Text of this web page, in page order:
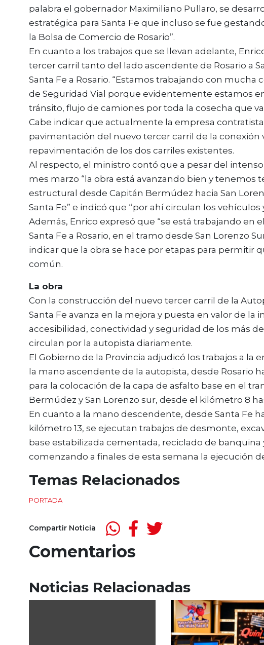
palabra el gobernador Maximiliano Pullaro, se
estratégica para Santa Fe que incluso se fue
la Bolsa de Comercio de Rosario”.
En cuanto a los trabajos que se llevan adelante,
tercer carril tanto del lado ascendente de Rosario a
Santa Fe a Rosario. “Estamos trabajando con
de Seguridad Vial porque evidentemente estamos
tránsito, flujo de camiones por toda la cosecha que
Cabe indicar que actualmente la empresa contratista
pavimentación del nuevo tercer carril de la conexión
repavimentación de los dos carriles existentes.
Al respecto, el ministro contó que a pesar del
mes marzo “la obra está avanzando bien y
estructural desde Capitán Bermúdez hacia San
Santa Fe” e indicó que “por ahí circulan los vehículos
Además, Enrico expresó que “se está trabajando en
Santa Fe a Rosario, en el tramo desde San Lorenzo
indicar que la obra se hace por etapas para permitir
común.
La obra
Con la construcción del nuevo tercer carril de la
Santa Fe avanza en la mejora y puesta en valor de la
accesibilidad, conectividad y seguridad de los más
circulan por la autopista diariamente.
El Gobierno de la Provincia adjudicó los trabajos a la
la mano ascendente de la autopista, desde Rosario
para la colocación de la capa de asfalto base en el
Bermúdez y San Lorenzo sur, desde el kilómetro 8
En cuanto a la mano descendente, desde Santa Fe
kilómetro 13, se ejecutan trabajos de desmonte,
base estabilizada cementada, reciclado de
comenzando a finales de esta semana la ejecución
Temas Relacionados
PORTADA
Compartir Noticia
Comentarios
Noticias Relacionadas